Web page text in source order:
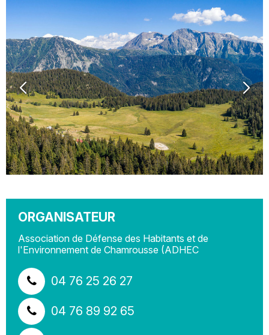
ORGANISATEUR
Association de Défense des Habitants et de
l'Environnement de Chamrousse (ADHEC
04 76 25 26 27
04 76 89 92 65